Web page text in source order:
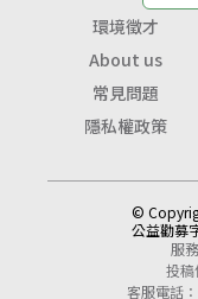
環境徵才
About us
常見問題
隱私權政策
©
公益勸募
服
投稿
客服電話